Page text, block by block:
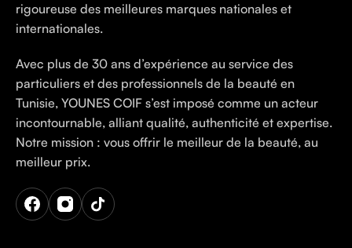
rigoureuse des meilleures marques nationales et
internationales.
Avec plus de 30 ans d’expérience au service des
particuliers et des professionnels de la beauté en
Tunisie, YOUNES COIF s’est imposé comme un acteur
incontournable, alliant qualité, authenticité et expertise.
Notre mission : vous offrir le meilleur de la beauté, au
meilleur prix.